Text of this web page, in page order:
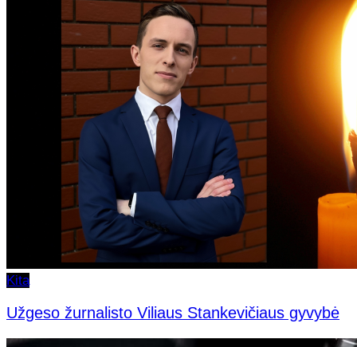
Kita
Užgeso žurnalisto Viliaus Stankevičiaus gyvybė